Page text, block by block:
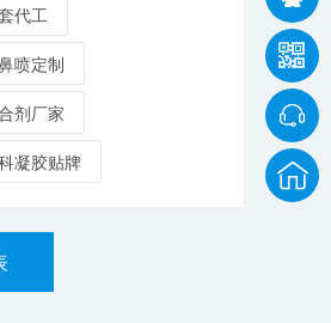
代工
喷定制
剂厂家
凝胶贴牌